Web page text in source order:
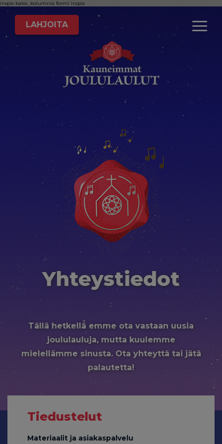
LAHJOITA
inspis
Yhteystiedot
Tällä hetkellä emme ota vastaan uusia
joululauluja, mutta kuulemme
mielellämme sinusta. Ota yhteyttä tai jätä
palautetta!
kaksi_kolumnia
Tiedustelut
Materiaalit ja asiakaspalvelu
formi inspis